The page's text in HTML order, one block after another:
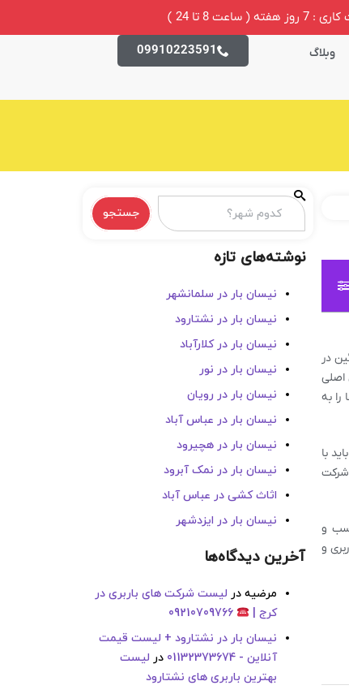
هفته ( ساعت 8 تا 24 )
وبلاگ 09910223591
در
اصلی
را به
با
شرکت
و
و
جستجو
نوشته‌های تازه
نیسان بار در سلمانشهر
نیسان بار در نشتارود
نیسان بار در کلارآباد
نیسان بار در نور
نیسان بار در رویان
نیسان بار در عباس آباد
نیسان بار در هچیرود
نیسان بار در نمک آبرود
اثاث کشی در عباس آباد
نیسان بار در ایزدشهر
آخرین دیدگاه‌ها
مرضیه در لیست شرکت های باربری در
کرج |
نیسان بار در نشتارود + لیست قیمت
آنلاین - 01132373674
در لیست
بهترین باربری های نشتارود